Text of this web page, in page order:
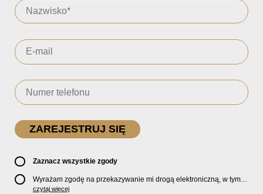
Zaznacz wszystkie zgody
Wyrażam zgodę na przekazywanie mi drogą elektroniczną, w tym
pocztą e-mail, oficjalnego newslettera oraz informacji o zniżkach,
czytaj więcej